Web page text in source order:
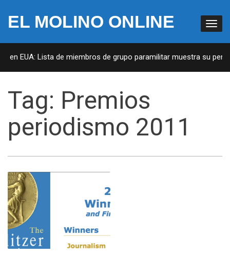
EL MOLINO ONLINE
EUA: Lista de miembros de grupo paramilitar muestra su
Tag: Premios
periodismo 2011